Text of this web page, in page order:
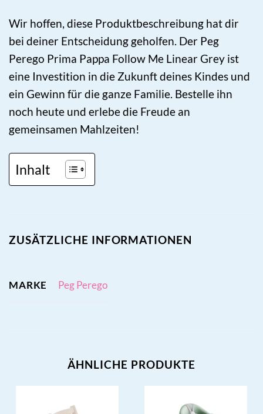
Wir hoffen, diese Produktbeschreibung hat dir
bei deiner Entscheidung geholfen. Der Peg
Perego Prima Pappa Follow Me Linear Grey ist
eine Investition in die Zukunft deines Kindes und
ein Gewinn für die ganze Familie. Bestelle ihn
noch heute und erlebe die Freude an
gemeinsamen Mahlzeiten!
Inhalt
ZUSÄTZLICHE INFORMATIONEN
MARKE Peg Perego
ÄHNLICHE PRODUKTE